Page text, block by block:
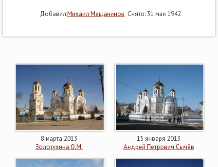
Добавил:Михаил Мещанинов Снято: 31 мая 1942
8 марта 2013
Золотухина О.М.
15 января 2013
Андрей Петрович Сычёв